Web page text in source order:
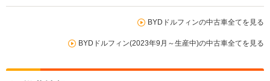
BYDドルフィンの中古車全てを見る
BYDドルフィン(2023年9月～生産中)の中古車全てを見る